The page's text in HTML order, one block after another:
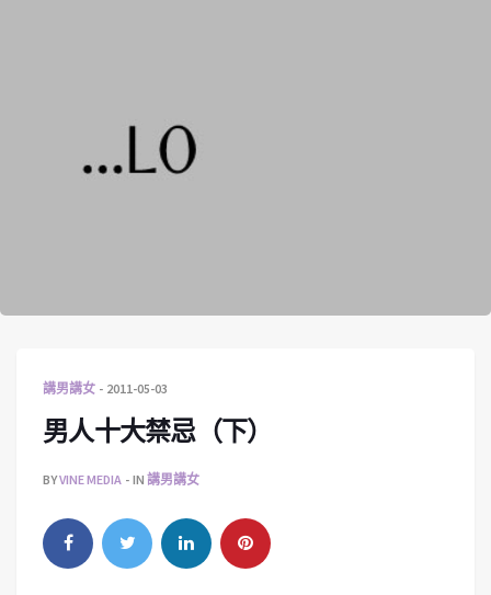
講男講女 2011-05-03
男人十大禁忌（下）
BYVINE MEDIA IN 講男講女